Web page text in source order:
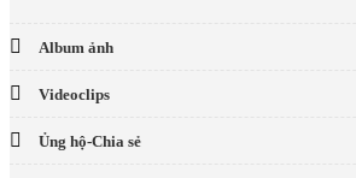
Album ảnh
Videoclips
Ủng hộ-Chia sẻ